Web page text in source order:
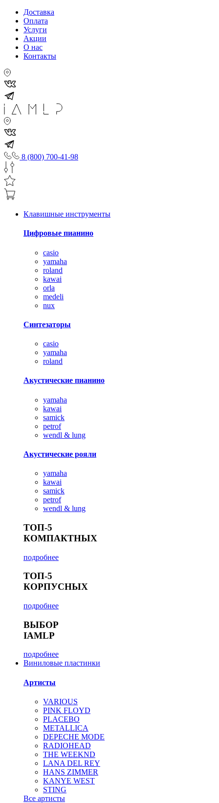
Доставка
Оплата
Услуги
Акции
О нас
Контакты
8 (800) 700-41-98
Клавишные инструменты
Цифровые пианино
casio
yamaha
roland
kawai
orla
medeli
nux
Синтезаторы
casio
yamaha
roland
Акустические пианино
yamaha
kawai
samick
petrof
wendl & lung
Акустические рояли
yamaha
kawai
samick
petrof
wendl & lung
ТОП-5
КОМПАКТНЫХ
подробнее
ТОП-5
КОРПУСНЫХ
подробнее
ВЫБОР
IAMLP
подробнее
Виниловые пластинки
Артисты
VARIOUS
PINK FLOYD
PLACEBO
METALLICA
DEPECHE MODE
RADIOHEAD
THE WEEKND
LANA DEL REY
HANS ZIMMER
KANYE WEST
STING
Все артисты